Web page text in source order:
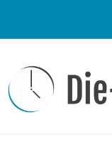
Kontakt / Tipp
Impressum